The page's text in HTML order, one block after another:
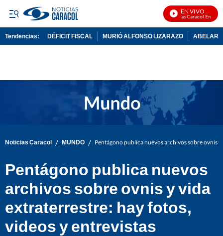
EN VIVO
Noticias Caracol En Vivo
Tendencias: DÉFICIT FISCAL MURIÓ ALFONSO LIZARAZO
Noticias Caracol / MUNDO / Pentágono publica nuevos archivos sobre ovnis
Pentágono publica nuevos
archivos sobre ovnis y vida
extraterrestre: hay fotos,
videos y entrevistas